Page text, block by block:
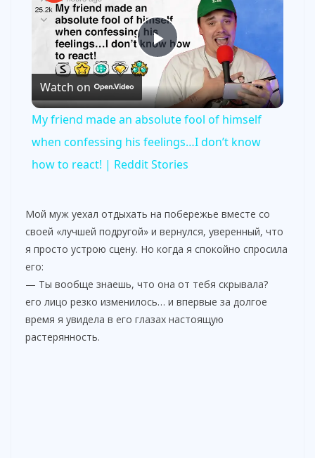
P
l
a
V
d
Watch on
My friend made an absolute fool of himself
when confessing his feelings…I don’t know
how to react! | Reddit Stories
Мой муж уехал отдыхать на побережье вместе со
своей «лучшей подругой» и вернулся, уверенный, что
я просто устрою сцену. Но когда я спокойно спросила
его:
— Ты вообще знаешь, что она от тебя скрывала?
его лицо резко изменилось… и впервые за долгое
время я увидела в его глазах настоящую
растерянность.